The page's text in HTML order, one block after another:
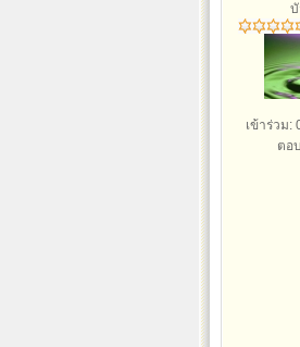
บั
เข้าร่วม:
ตอ